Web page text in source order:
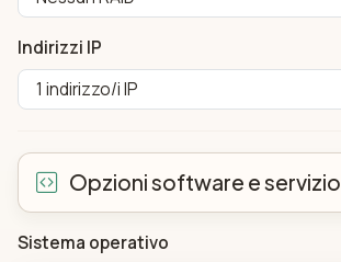
Indirizzi IP
Opzioni software e servizio
Sistema operativo